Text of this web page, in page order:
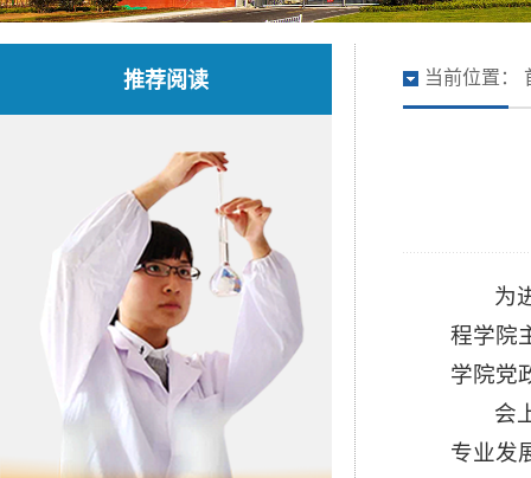
推荐阅读 当前位置：
为
程学院
学院党
会
专业发